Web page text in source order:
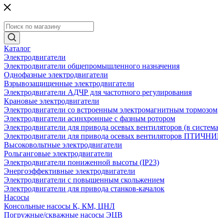
Каталог
Электродвигатели
Электродвигатели общепромышленного назначения
Однофазные электродвигатели
Взрывозащищенные электродвигатели
Электродвигатели АДЧР для частотного регулирования
Крановые электродвигатели
Электродвигатели со встроенным электромагнитным тормозом
Электродвигатели асинхронные с фазным ротором
Электродвигатели для привода осевых вентиляторов (в
Электродвигатели для привода осевых вентиляторов
Высоковольтные электродвигатели
Рольганговые электродвигатели
Электродвигатели пониженной высоты (IP23)
Энергоэффективные электродвигатели
Электродвигатели с повышенным скольжением
Электродвигатели для привода станков-качалок
Насосы
Консольные насосы К, КМ, ЦНЛ
Погружные/скважные насосы ЭЦВ